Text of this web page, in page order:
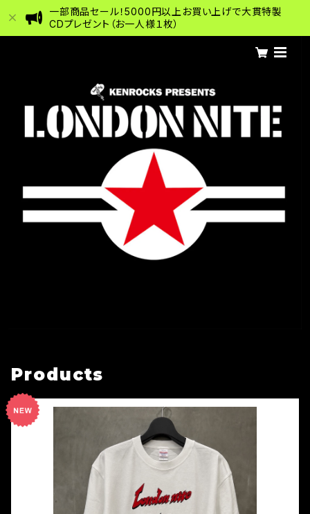
一部商品セール！5000円以上お買い上げで大貫特製
CDプレゼント（お一人様１枚）
Products